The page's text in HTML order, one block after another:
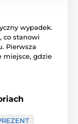
wypadek.
, co stanowi
. Pierwsza
miejsce, gdzie